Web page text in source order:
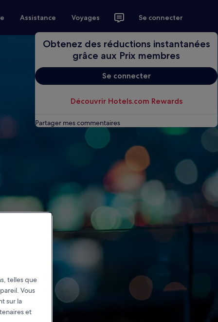
Assistance Voyages Se connecter
Obtenez des réductions instantanées
grâce aux Prix membres
Se connecter
Découvrir Hotels.com Rewards
Partager mes commentaires
telles que
Vous
sur la
et